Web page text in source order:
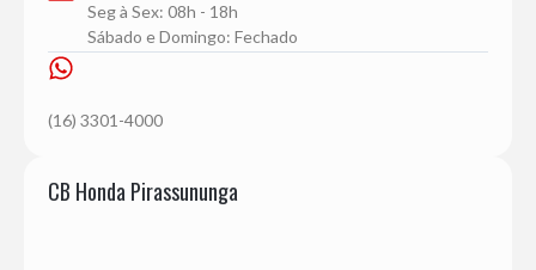
Seg à Sex: 08h - 18h
Sábado e Domingo: Fechado
(16) 3301-4000
CB Honda Pirassununga